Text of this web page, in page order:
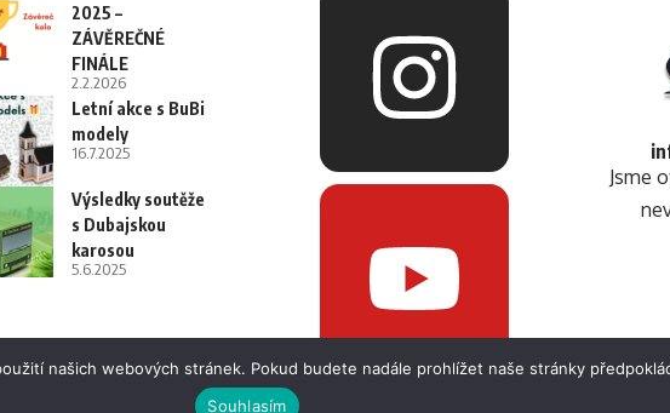
2025 –
ZÁVĚREČNÉ
FINÁLE
2.2.2026
Letní akce s BuBi
modely
16.7.2025
Výsledky soutěže
s Dubajskou
karosou
5.6.2025
Jsme
našich webových stránek. Pokud budete nadále prohlížet naše stránky
Souhlasím